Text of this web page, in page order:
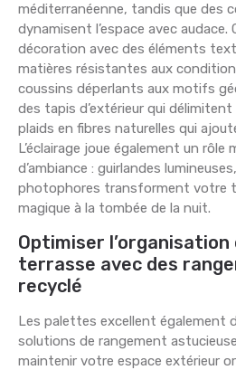
méditerranéenne, tandis que des
dynamisent l’espace avec
décoration avec des éléments
matières résistantes aux
coussins déperlants aux motifs
des tapis d’extérieur qui
plaids en fibres naturelles qui
L’éclairage joue également un rôle
d’ambiance : guirlandes
photophores transforment votre
magique à la tombée de la nuit.
Optimiser
terrasse avec des
recyclé
Les palettes excellent également
solutions de rangement
maintenir votre espace extérieur